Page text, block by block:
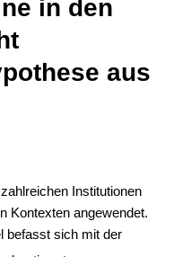
in den
aus
Institutionen
Kontexten angewendet.
befasst sich mit der